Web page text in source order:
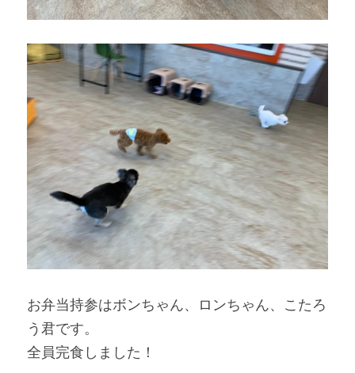
お弁当持参はボンちゃん、ロンちゃん、こたろ
う君です。
全員完食しました！